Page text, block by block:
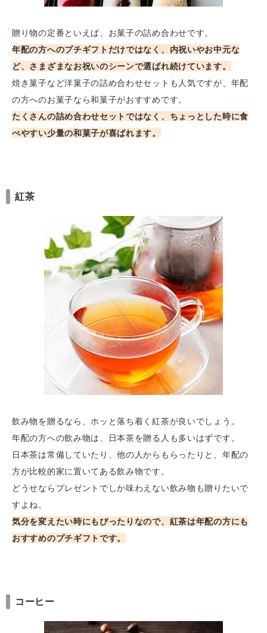
贈り物の定番といえば、お菓子の詰め合わせです。
年配の方へのプチギフトだけではなく、内祝いやお中元な
ど、さまざまなお祝いのシーンで選ばれ続けています。
焼き菓子など洋菓子の詰め合わせセットも人気ですが、年配
の方へのお菓子なら和菓子がおすすめです。
たくさんの詰め合わせセットではなく、ちょっとした時に食
べやすい少量の和菓子が喜ばれます。
紅茶
飲み物を贈るなら、ホッと落ち着く紅茶が良いでしょう。
年配の方への飲み物は、日本茶を贈る人も多いはずです。
日本茶は常備していたり、他の人からもらったりと、年配の
方が比較的家に置いてある飲み物です。
どうせならプレゼントでしか味わえない飲み物も贈りたいで
すよね。
気分を変えたい時にもぴったりなので、紅茶は年配の方にも
おすすめのプチギフトです。
コーヒー